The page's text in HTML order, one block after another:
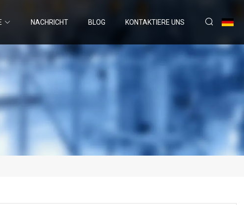
NACHRICHT BLOG KONTAKTIERE UNS